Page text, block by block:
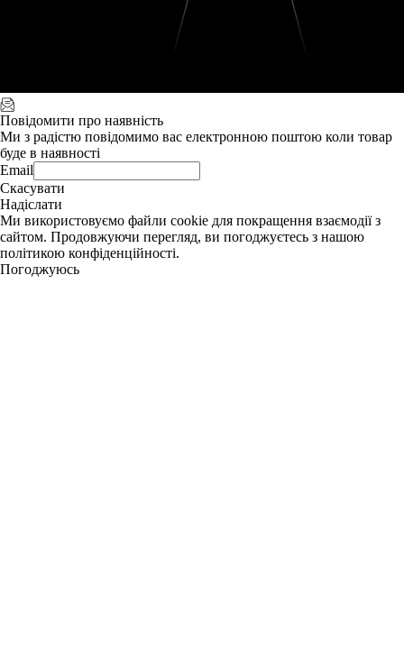
Повідомити про наявність
Ми з радістю повідомимо вас електронною поштою коли товар
буде в наявності
Email
Скасувати
Надіслати
Ми використовуємо файли cookie для покращення взаємодії з
сайтом. Продовжуючи перегляд, ви погоджуєтесь з нашою
політикою конфіденційності.
Погоджуюсь